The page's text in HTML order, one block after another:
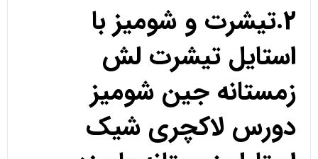
2.تیشرت و شومیز با
استایل تیشرت لش
زمستانه جین شومیز
دورس لاکچری شیک